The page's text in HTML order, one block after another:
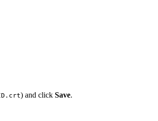
) and click Save.